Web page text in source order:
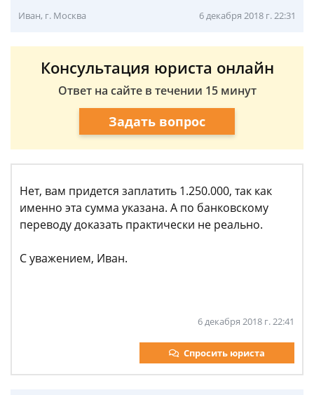
Иван, г. Москва 6 декабря 2018 г. 22:31
Консультация юриста онлайн
Ответ на сайте в течении 15 минут
Задать вопрос
Нет, вам придется заплатить 1.250.000, так как
именно эта сумма указана. А по банковскому
переводу доказать практически не реально.
С уважением, Иван.
6 декабря 2018 г. 22:41
Спросить юриста